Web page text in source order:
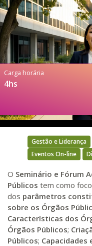
Carga horária
4hs
Gestão e Liderança
Eventos On-line
O Seminário e Fórum
Públicos tem como
dos parâmetros
sobre os Órgãos
Características dos
Órgãos Públicos;
Públicos; Capacidades